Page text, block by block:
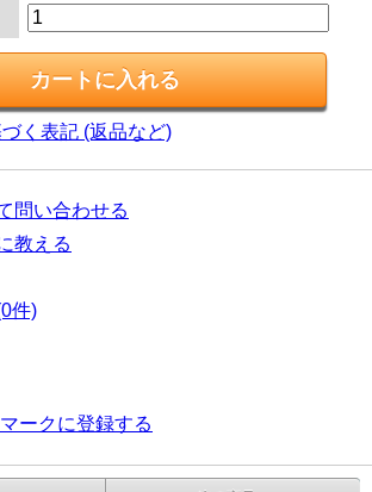
く表記 (返品など)
問い合わせる
教える
件)
ークに登録する